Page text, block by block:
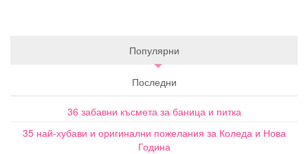
Популярни
Последни
36 забавни късмета за баница и питка
35 най-хубави и оригинални пожелания за Коледа и Нова
Година